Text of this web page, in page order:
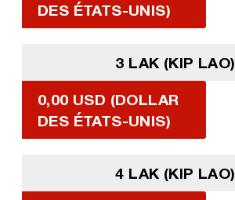
DES ÉTATS-UNIS)
3 LAK (KIP LAO)
0,00 USD (DOLLAR
DES ÉTATS-UNIS)
4 LAK (KIP LAO)